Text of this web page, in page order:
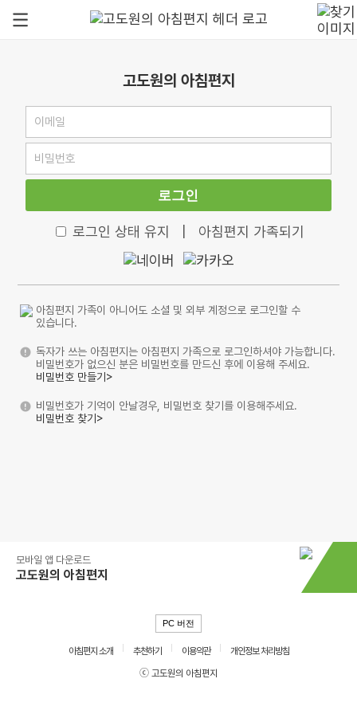
고도원의 아침편지
로그인
로그인 상태 유지 아침편지 가족되기
아침편지 가족이 아니어도 소셜 및 외부 계정으로 로그인할 수
있습니다.
독자가 쓰는 아침편지는 아침편지 가족으로 로그인하셔야 가능합니다.
비밀번호가 없으신 분은 비밀번호를 만드신 후에 이용해 주세요.
비밀번호 만들기>
비밀번호가 기억이 안날경우, 비밀번호 찾기를 이용해주세요.
비밀번호 찾기>
모바일 앱 다운로드
고도원의 아침편지
PC 버전
아침편지 소개 추천하기 이용약관
개인정보 처리방침
ⓒ 고도원의 아침편지